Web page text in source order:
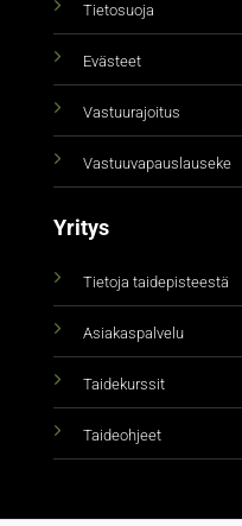
Tietosuoja
Evästeet
Vastuurajoitus
Vastuuvapauslauseke
Yritys
Tietoja taidepisteestä
Asiakaspalvelu
Taidekurssit
Taideohjeet